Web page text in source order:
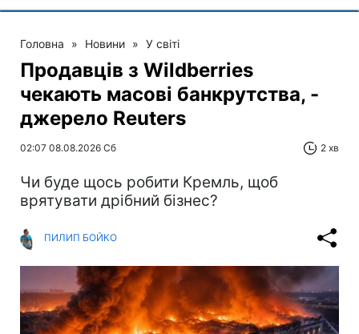
Головна » Новини » У світі
Продавців з Wildberries
чекають масові банкрутства, -
джерело Reuters
02:07 08.08.2026 Сб 2 хв
Чи буде щось робити Кремль, щоб
врятувати дрібний бізнес?
ПИЛИП БОЙКО